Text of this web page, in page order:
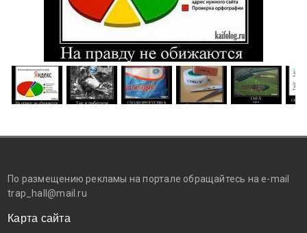
По размещению рекламы на портале обращайтесь на e-mail
trap_hall@mail.ru
Карта сайта